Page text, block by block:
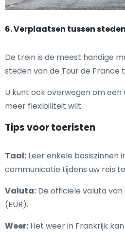
6. Verplaatsen tussen steden
De trein is de meest handige
steden van de Tour de France
U kunt ook overwegen om een
meer flexibiliteit wilt.
Tips voor toeristen
Taal: Leer enkele basiszinnen
communicatie tijdens uw reis
Valuta: De officiële valuta van
(EUR).
Weer: Het weer in Frankrijk